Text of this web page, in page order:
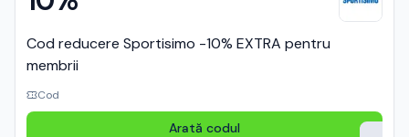
Cod reducere Sportisimo -10% EXTRA pentru
membrii
Cod
Arată codul